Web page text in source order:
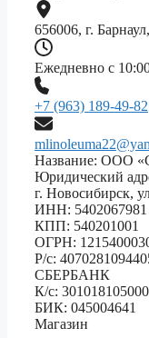
656006, г.
Ежедневно с
+7 (963) 189-49-82
Название: ООО
Юридический
г. Новосибирск,
ИНН: 5402067981
КПП: 540201001
ОГРН:
Р/с:
СБЕРБАНК
К/с:
БИК: 045004641
Магазин